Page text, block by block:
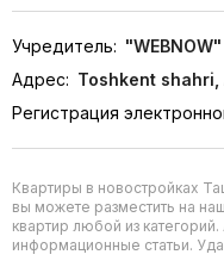
Учредитель:
Адрес: Toshkent
Регистрация
Квартиры в новостройках
вы можете разместить на
квартир любой из
информационные статьи.